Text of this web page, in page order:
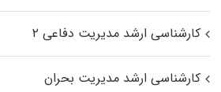
کارشناسی ارشد مدیریت دفاعی ۲
کارشناسی ارشد مدیریت بحران